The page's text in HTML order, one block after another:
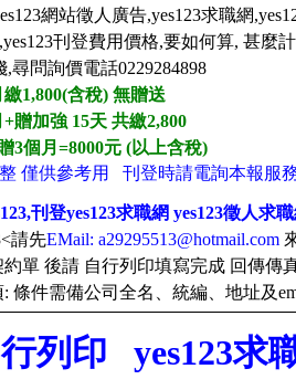
網站徵人廣告,yes123求職網
刊登費用價格,要如何算, 甚麼
尋問詢價電話0229284898
1,800(含稅) 無贈送
贈加強 15天 共繳2,800
3個月=8000元 (以上含稅)
僅供參考用 刊登時請電詢本報服
,刊登yes123求職網 yes123徵人求
請先EMail: a29295513@hotmail.com
單 後請 自行列印填寫完成 回傳傳
條件需備公司全名、統編、地址及
列印 yes123求